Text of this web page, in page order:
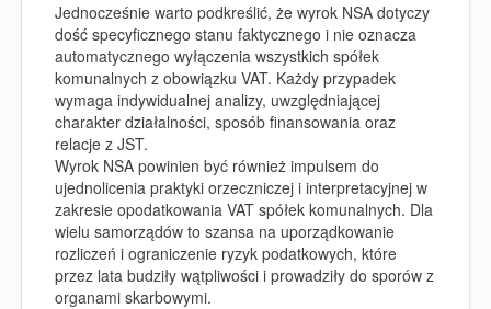
Jednocześnie warto podkreślić, że wyrok NSA dotyczy
dość specyficznego stanu faktycznego i nie oznacza
automatycznego wyłączenia wszystkich spółek
komunalnych z obowiązku VAT. Każdy przypadek
wymaga indywidualnej analizy, uwzględniającej
charakter działalności, sposób finansowania oraz
relacje z JST.
Wyrok NSA powinien być również impulsem do
ujednolicenia praktyki orzeczniczej i interpretacyjnej w
zakresie opodatkowania VAT spółek komunalnych. Dla
wielu samorządów to szansa na uporządkowanie
rozliczeń i ograniczenie ryzyk podatkowych, które
przez lata budziły wątpliwości i prowadziły do sporów z
organami skarbowymi.